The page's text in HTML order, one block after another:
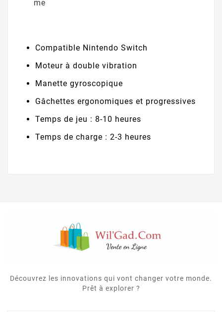
Compatible Nintendo Switch
Moteur à double vibration
Manette gyroscopique
Gâchettes ergonomiques et progressives
Temps de jeu : 8-10 heures
Temps de charge : 2-3 heures
Découvrez les innovations qui vont changer votre monde.
Prêt à explorer ?